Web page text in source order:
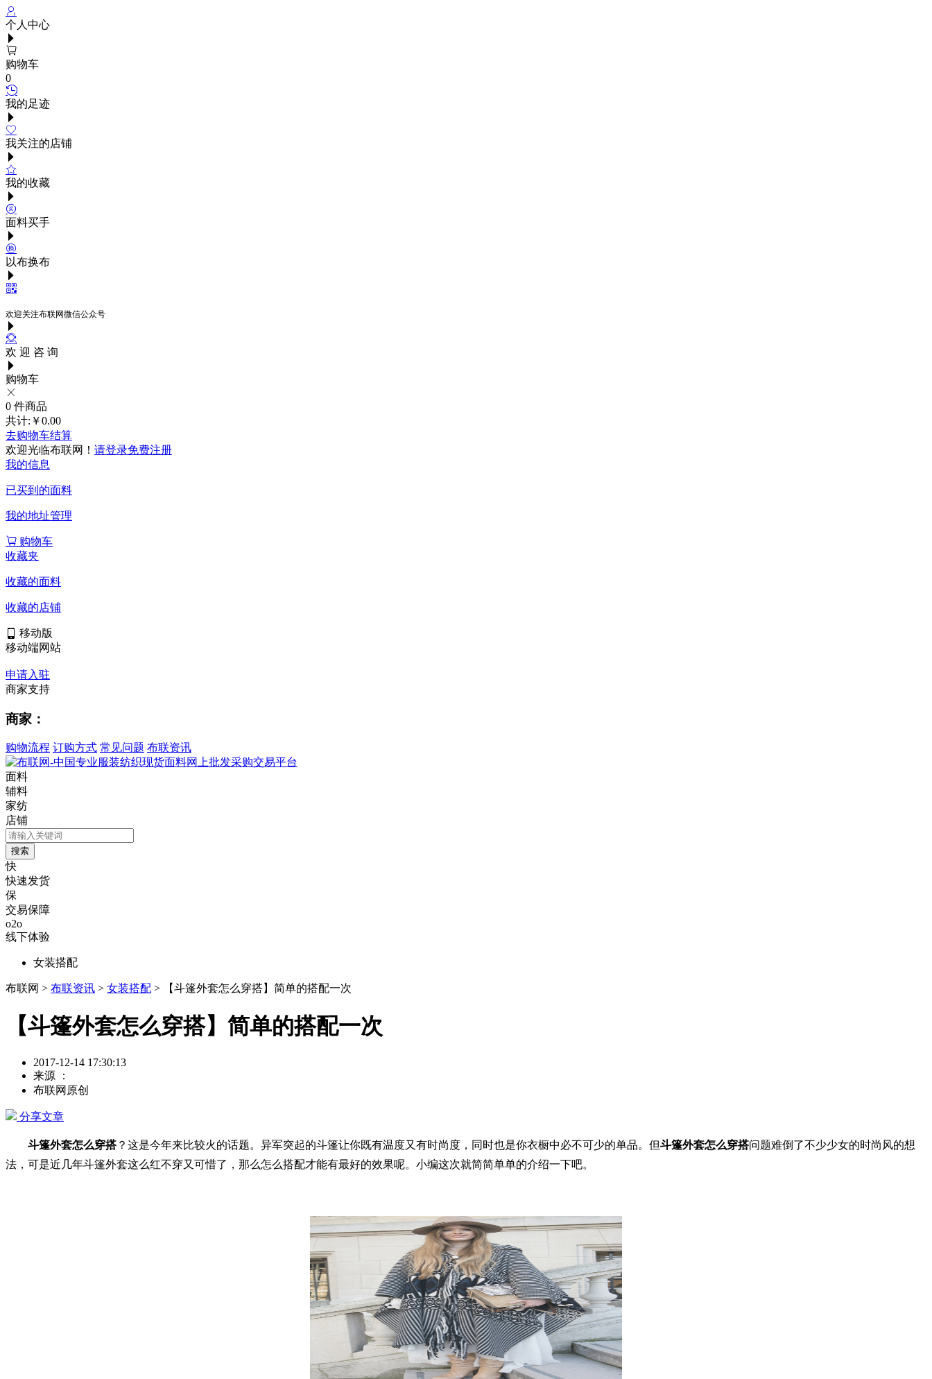
个人中心
购物车
0
我的足迹
我关注的店铺
我的收藏
面料买手
以布换布
欢迎关注布联网微信公众号
欢 迎 咨 询
购物车
0 件商品
共计: ￥0.00
去购物车结算
欢迎光临布联网！ 请登录免费注册
我的信息
已买到的面料
我的地址管理
购物车
收藏夹
收藏的面料
收藏的店铺
移动版
移动端网站
申请入驻
商家支持
商家：
购物流程 订购方式 常见问题 布联资讯
面料
辅料
家纺
店铺
快
快速发货
保
交易保障
o2o
线下体验
女装搭配
布联网 > 布联资讯 > 女装搭配 > 【斗篷外套怎么穿搭】简单的搭配一次
【斗篷外套怎么穿搭】简单的搭配一次
2017-12-14 17:30:13
来源 ：
布联网原创
分享文章
斗篷外套怎么穿搭 ？这是今年来比较火的话题。异军突起的斗篷让你既有温度又有时尚度，同时也是你衣橱中必不可少的单品。但斗篷外套怎么穿搭问题难倒了不少少女的时尚风的想
法，可是近几年斗篷外套这么红不穿又可惜了，那么怎么搭配才能有最好的效果呢。小编这次就简简单单的介绍一下吧。